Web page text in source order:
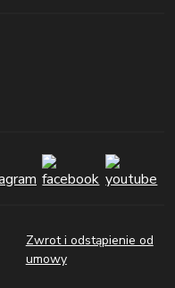
Zwrot i odstąpienie od
umowy